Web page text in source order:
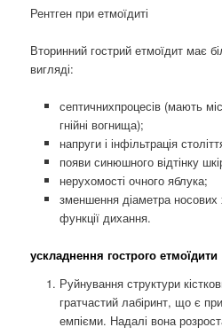
Рентген при етмоїдиті
Вторинний гострий етмоїдит має
вигляді:
септичнихпроцесів (мають
гнійні вогнища);
напруги і інфільтрація
появи синюшного відтінку
нерухомості очного яблука;
зменшення діаметра носових
функції дихання.
ускладнення гострого етмоїдити
Руйнування структури
гратчастий лабіринт, що є
емпієми. Надалі вона